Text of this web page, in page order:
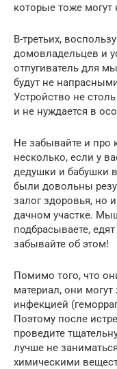
которые тоже
В-третьих,
домовладельцев и
отпугиватель для
будут не
Устройство не
и не нуждается в
Не забывайте и про
несколько, если у
дедушки и бабушки
были довольны
залог здоровья, но
дачном участке.
подбрасываете,
забывайте об этом!
Помимо того, что
материал, они могут
инфекцией
Поэтому после
проведите
лучше не
химическими